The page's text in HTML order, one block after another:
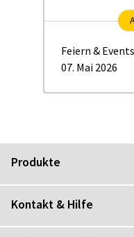
Feiern & Events
07. Mai 2026
Produkte
Kontakt & Hilfe